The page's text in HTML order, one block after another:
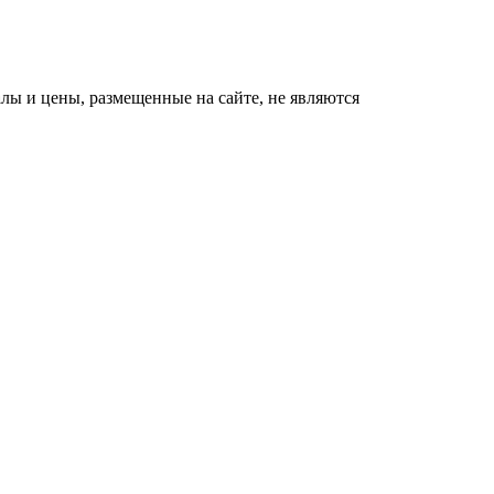
и цены, размещенные на сайте, не являются